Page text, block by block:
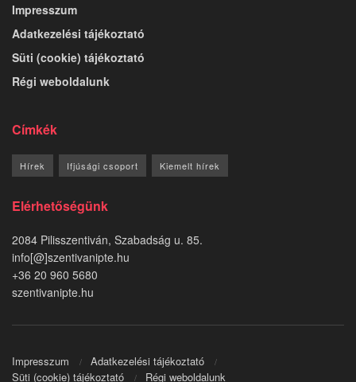
Impresszum
Adatkezelési tájékoztató
Süti (cookie) tájékoztató
Régi weboldalunk
Címkék
Hírek Ifjúsági csoport Kiemelt hírek
Elérhetőségünk
2084 Pilisszentiván, Szabadság u. 85.
info[@]szentivanipte.hu
+36 20 960 5680
szentivanipte.hu
Impresszum
Adatkezelési tájékoztató
Süti (cookie) tájékoztató
Régi weboldalunk